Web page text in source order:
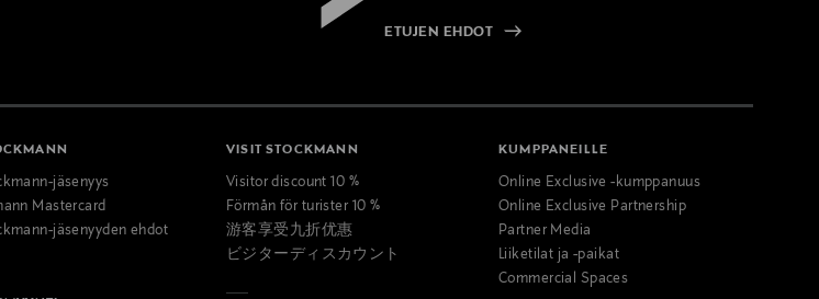
ETUJEN EHDOT
jäsenyys
Mastercard
jäsenyyden ehdot
VISIT STOCKMANN
Visitor discount 10 %
Förmån för turister 10 %
游客享受九折优惠
ビジターディスカウント
KUMPPANEILLE
Online Exclusive -kumppanuus
Online Exclusive Partnership
Partner Media
Liiketilat ja -paikat
Commercial Spaces